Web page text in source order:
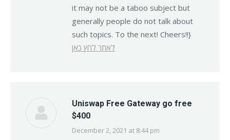
it may not be a taboo subject but
generally people do not talk about
such topics. To the next! Cheers!!}
לאתר לחץ כאן
Uniswap Free Gateway go free
$400
says:
December 2, 2021 at 8:44 pm